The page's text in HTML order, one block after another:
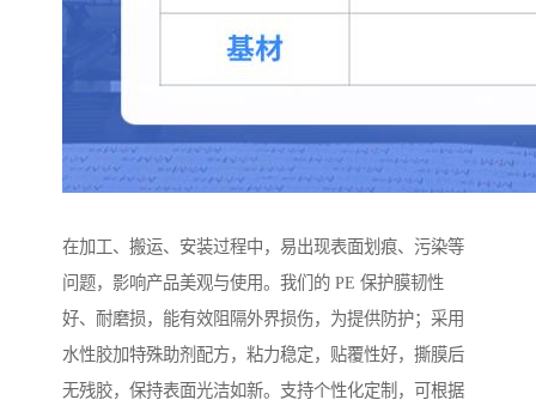
在加工、搬运、安装过程中，易出现表面划痕、污染等
问题，影响产品美观与使用。我们的 PE 保护膜韧性
好、耐磨损，能有效阻隔外界损伤，为提供防护；采用
水性胶加特殊助剂配方，粘力稳定，贴覆性好，撕膜后
无残胶，保持表面光洁如新。支持个性化定制，可根据